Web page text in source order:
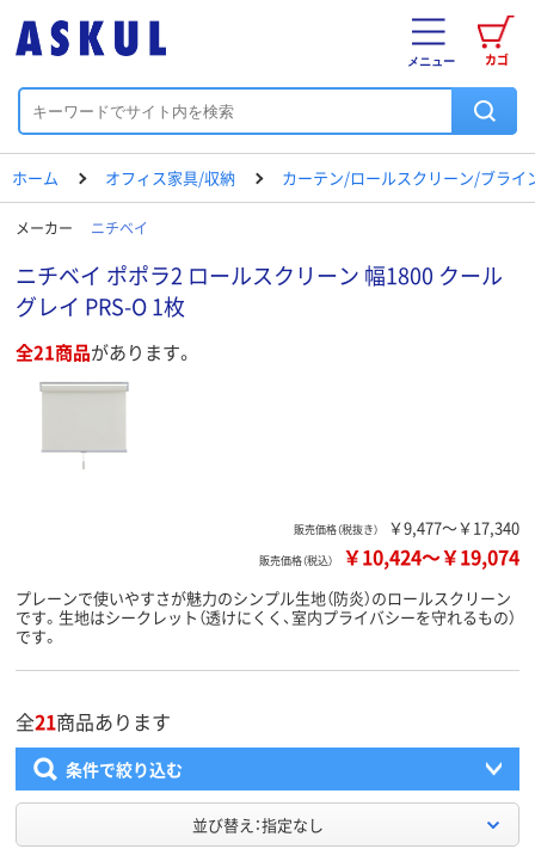
カゴ
メニュー
ホーム オフィス家具/収納 カーテン/ロールスクリーン/ブライ
メーカー ニチベイ
ニチベイ ポポラ2 ロールスクリーン 幅1800 クール
グレイ PRS-O 1枚
全21商品があります。
販売価格（税抜き） ￥9,477～￥17,340
販売価格（税込） ￥10,424～￥19,074
プレーンで使いやすさが魅力のシンプル生地（防炎）のロールスクリーン
です。生地はシークレット（透けにくく、室内プライバシーを守れるもの）
です。
全21商品あります
条件で絞り込む
並び替え：指定なし